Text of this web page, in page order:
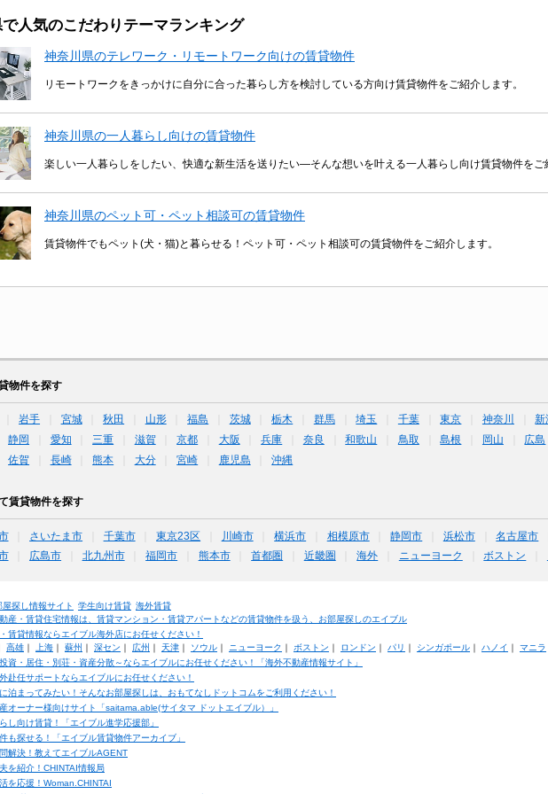
人気のこだわりテーマランキング
神奈川県のテレワーク・リモートワーク向けの賃貸物件
リモートワークをきっかけに自分に合った暮らし方を検討している方向け賃貸物件をご紹介します。
神奈川県の一人暮らし向けの賃貸物件
楽しい一人暮らしをしたい、快適な新生活を送りたい―そんな想いを叶える一人暮らし向け賃貸物件をご
神奈川県のペット可・ペット相談可の賃貸物件
賃貸物件でもペット(犬・猫)と暮らせる！ペット可・ペット相談可の賃貸物件をご紹介します。
物件を探す
岩手 宮城 秋田 山形 福島 茨城 栃木 群馬 埼玉 千葉 東京 神奈川 新
静岡 愛知 三重 滋賀 京都 大阪 兵庫 奈良 和歌山 鳥取 島根 岡山 広島
佐賀 長崎 熊本 大分 宮崎 鹿児島 沖縄
賃貸物件を探す
さいたま市 千葉市 東京23区 川崎市 横浜市 相模原市 静岡市 浜松市 名古屋市
広島市 北九州市 福岡市 熊本市 首都圏 近畿圏 海外 ニューヨーク ボストン
屋探し情報サイト 学生向け賃貸 海外賃貸
産・賃貸住宅情報は、賃貸マンション・賃貸アパートなどの賃貸物件を扱う、お部屋探しのエイブル
賃貸情報ならエイブル海外店にお任せください！
高雄｜ 上海｜ 蘇州 深セン 広州 天津｜ ソウル｜ ニューヨーク ボストン ロンドン パリ シンガポール｜ ハノイ マニラ
資・居住・別荘・資産分散～ならエイブルにお任せください！「海外不動産情報サイト」
赴任サポートならエイブルにお任せください！
泊まってみたい！そんなお部屋探しは、おもてなしドットコムをご利用ください！
オーナー様向けサイト「saitama.able(サイタマ ドットエイブル）」
し向け賃貸！「エイブル進学応援部」
も探せる！「エイブル賃貸物件アーカイブ」
解決！教えてエイブルAGENT
を紹介！CHINTAI情報局
を応援！Woman.CHINTAI